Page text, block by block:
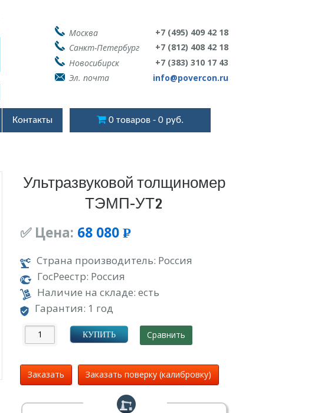
Москва
+7 (495) 409 42 18
Санкт-Петербург
+7 (812) 408 42 18
Новосибирск
+7 (383) 310 17 43
Эл. почта
info@povercon.ru
Контакты 0 товаров 0 руб.
Ультразвуковой толщиномер
ТЭМП-УТ2
✅ Цена: 68 080 Р
УБ.
Страна производитель: Россия
ГосРеестр: Россия
Наличие на складе: есть
Гарантия: 1 год
КУПИТЬ Сравнить
Заказать Заказать поверку (калибровку)